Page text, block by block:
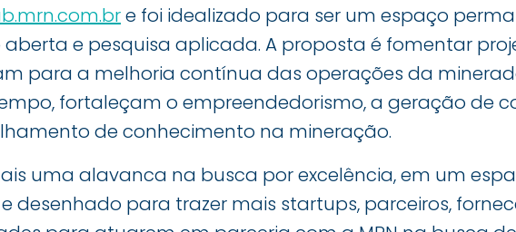
e foi idealizado para ser um espaço
e pesquisa aplicada. A proposta é fomentar
para a melhoria contínua das operações da
fortaleçam o empreendedorismo, a geração de
de conhecimento na mineração.
uma alavanca na busca por excelência, em um
desenhado para trazer mais startups, parceiros,